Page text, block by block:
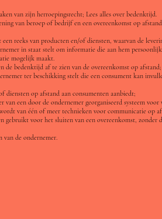
van zijn herroepingsrecht; Lees alles over bedenktijd.
van beroep of bedrijf en een overeenkomst op
reeks van producten en/of diensten, waarvan de
in staat stelt om informatie die aan hem
mogelijk maakt.
de bedenktijd af te zien van de overeenkomst op afstand;
ter beschikking stelt die een consument kan
op afstand aan consumenten aanbiedt;
een door de ondernemer georganiseerd systeem
van één of meer technieken voor communicatie op
gebruikt voor het sluiten van een overeenkomst,
van de ondernemer.